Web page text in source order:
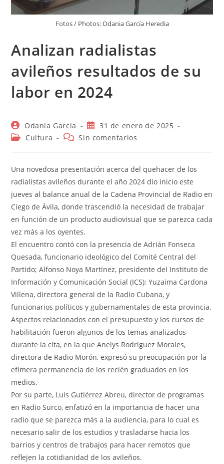
Fotos / Photos: Odania García Heredia
Analizan radialistas
avileños resultados de su
labor en 2024
Autor
de
la
Odania García
Publicación
de
31 de enero de 2025
Categoría
entrada:
Cultura
Comentarios
entrada:
Sin comentarios
Una novedosa presentación acerca del quehacer de los
radialistas avileños durante el año 2024 dio inicio este
jueves al balance anual de la Cadena Provincial de Radio en
Ciego de Ávila, donde trascendió la necesidad de trabajar
en función de un producto audiovisual que se parezca cada
vez más a los oyentes.
El encuentro contó con la presencia de Adrián Fonseca
Quesada, funcionario ideológico del Comité Central del
Partido; Alfonso Noya Martínez, presidente del Instituto de
Información y Comunicación Social (ICS); Yuzaima Cardona
Villena, directora general de la Radio Cubana, y
funcionarios políticos y gubernamentales de esta provincia.
Aspectos relacionados con el presupuesto y los cursos de
habilitación fueron algunos de los temas analizados
durante la cita, en la que Anelys Rodríguez Morales,
directora de Radio Morón, expresó su preocupación por la
efímera permanencia de los recién graduados en los
medios.
Por su parte, Luis Gutiérrez Abreu, director de programas
en Radio Surco, enfatizó en la importancia de hacer una
radio que se parezca más a la audiencia, para lo cual es
necesario salir de los estudios y trasladarse hacia los
barrios y centros de trabajos para hacer remotos que
reflejen la cotidianidad de los avileños.